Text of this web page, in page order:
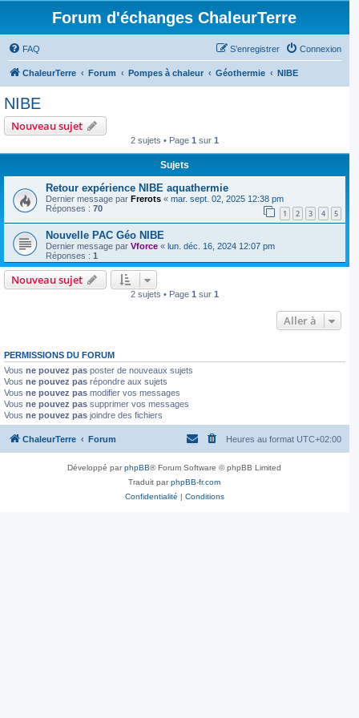
Forum d'échanges ChaleurTerre
FAQ Connexion
S’enregistrer
ChaleurTerre Forum Pompes à chaleur Géothermie NIBE
NIBE
Nouveau sujet
2 sujets • Page 1 sur 1
Sujets
Retour expérience NIBE aquathermie
Dernier message par Frerots « mar. sept. 02, 2025 12:38 pm
Réponses : 70 1 2 3 4 5
Nouvelle PAC Géo NIBE
Dernier message par Vforce « lun. déc. 16, 2024 12:07 pm
Réponses : 1
Nouveau sujet
2 sujets • Page 1 sur 1
Aller à
PERMISSIONS DU FORUM
Vous ne pouvez pas poster de nouveaux sujets
Vous ne pouvez pas répondre aux sujets
Vous ne pouvez pas modifier vos messages
Vous ne pouvez pas supprimer vos messages
Vous ne pouvez pas joindre des fichiers
ChaleurTerre Forum Heures au format UTC+02:00
Développé parphpBB® Forum Software © phpBB Limited
Traduit parphpBB-fr.com
Confidentialité | Conditions